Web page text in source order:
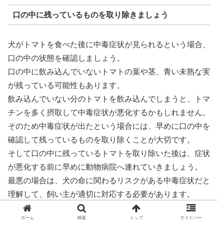
口の中に残っているものを取り除きましょう
犬がトマトを食べた後に中毒症状が見られるという場合、
口の中の状態を確認しましょう。
口の中に飲み込んでいないトマトの葉や茎、青い未熟な実
が残っている可能性もあります。
飲み込んでいない分のトマトを飲み込んでしまうと、トマ
チンを多く摂取して中毒症状が悪化するかもしれません。
そのため中毒症状が出たという場合には、早めに口の中を
確認して残っているものを取り除くことが大切です。
そして口の中に残っているトマトを取り除いた後は、症状
が悪化する前に早めに動物病院へ連れていきましょう。
最悪の場合は、犬の命に関わるリスクがある中毒症状だと
理解して、飼い主が適切に対応する必要があります。
誤って食べてしまった場合でも、対処が早ければ中毒症状
が悪化する前に対処できる可能性が高くなります。
ホーム 検索 トップ サイドバー